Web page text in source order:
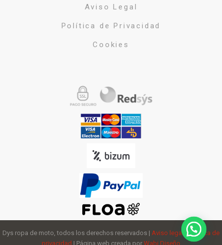
Aviso Legal
Política de Privacidad
Cookies
Dys ropa de moto, todos los derechos reservados | Aviso legal y política de
privacidad | Página web creada por Wabi Diseño